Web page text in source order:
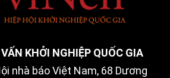
KHỞI NGHIỆP QUỐC GIA
nhà báo Việt Nam, 68 Dương